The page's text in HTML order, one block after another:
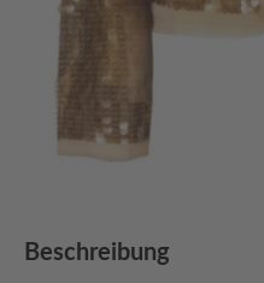
Beschreibung